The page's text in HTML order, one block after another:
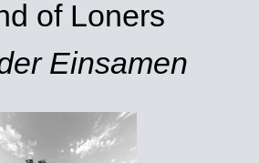
of Loners
Einsamen